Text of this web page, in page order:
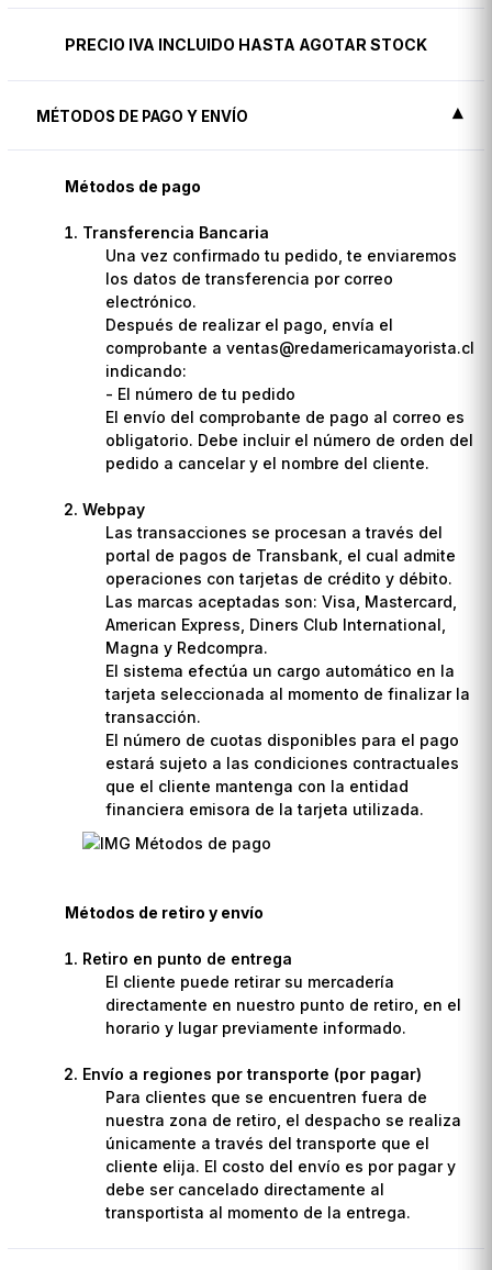
PRECIO IVA INCLUIDO HASTA AGOTAR STOCK
MÉTODOS DE PAGO Y ENVÍO
Métodos de pago
Transferencia Bancaria
Una vez confirmado tu pedido, te enviaremos
los datos de transferencia por correo
electrónico.
Después de realizar el pago, envía el
comprobante a ventas@redamericamayorista.cl
indicando:
- El número de tu pedido
El envío del comprobante de pago al correo es
obligatorio. Debe incluir el número de orden del
pedido a cancelar y el nombre del cliente.
Webpay
Las transacciones se procesan a través del
portal de pagos de Transbank, el cual admite
operaciones con tarjetas de crédito y débito.
Las marcas aceptadas son: Visa, Mastercard,
American Express, Diners Club International,
Magna y Redcompra.
El sistema efectúa un cargo automático en la
tarjeta seleccionada al momento de finalizar la
transacción.
El número de cuotas disponibles para el pago
estará sujeto a las condiciones contractuales
que el cliente mantenga con la entidad
financiera emisora de la tarjeta utilizada.
Métodos de retiro y envío
Retiro en punto de entrega
El cliente puede retirar su mercadería
directamente en nuestro punto de retiro, en el
horario y lugar previamente informado.
Envío a regiones por transporte (por pagar)
Para clientes que se encuentren fuera de
nuestra zona de retiro, el despacho se realiza
únicamente a través del transporte que el
cliente elija. El costo del envío es por pagar y
debe ser cancelado directamente al
transportista al momento de la entrega.